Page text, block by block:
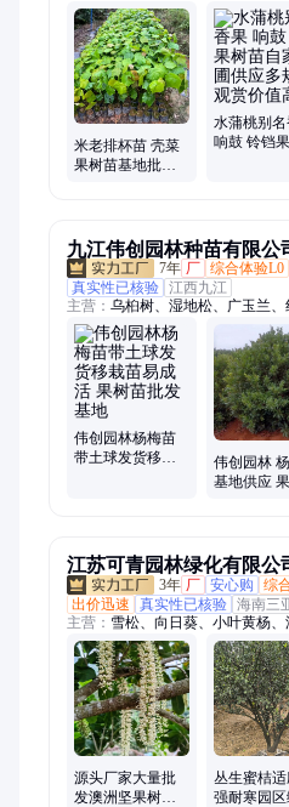
荆、鼠尾草、麦冬草、大叶黄杨
桂、红枫、红花继木、茶花、朴
金叶女贞、北海道黄杨、洒金柏
米老排杯苗 壳菜
果树苗基地批发
水蒲桃别
响鼓 铃铛
九江伟创园林种苗有限公
7年 厂 综合体验L0
真实性已核验 江西九江
主营： 乌桕树、湿地松、广玉兰
杷苗、香樟苗、茶花苗、水杉苗
树苗、树种子、二月兰、风景树
粗香樟、香樟树、青钱柳、无患子
伟创园林杨梅苗
带土球发货移栽
伟创园林
基地供应 果
江苏可青园林绿化有限公
3年 厂 安心购 综
出价迅速
真实性已核验 海南三
主营： 雪松、向日葵、小叶黄杨、
碧桃、梅花、桂花、花境、观赏
檗、鸢尾、造型月季、高杆月季
花、红叶石楠、金森女贞、南天
源头厂家大量批
发澳洲坚果树苗
丛生蜜桔
强耐寒园区